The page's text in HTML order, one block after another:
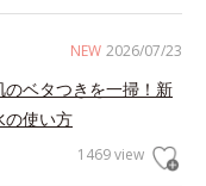
NEW 2026/07/23
のベタつきを一掃！新
の使い方
1469 view